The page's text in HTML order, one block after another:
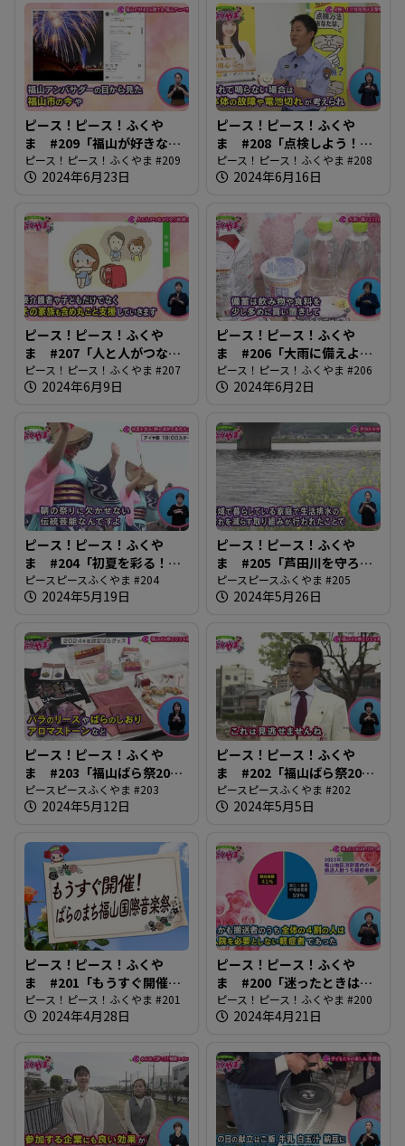
ピース！ピース！ふくや
ま #209「福山が好きなら
誰でも 福山アンバサダー」
ピース！ピース！ふくやま #209
2024年6月23日
ピース！ピース！ふくや
ま #208「点検しよう！住
宅用火災報知器」
ピース！ピース！ふくやま #208
2024年6月16日
ピース！ピース！ふくや
ま #207「人と人がつなが
り合う地域づくり」
ピース！ピース！ふくやま #207
2024年6月9日
ピース！ピース！ふくや
ま #206「大雨に備えよう
2024」
ピース！ピース！ふくやま #206
2024年6月2日
ピース！ピース！ふくや
ま #204「初夏を彩る！鞆
の浦弁天島花火大会」
ピースピースふくやま #204
2024年5月19日
ピース！ピース！ふくや
ま #205「芦田川を守ろ
う」
ピースピースふくやま #205
2024年5月26日
ピース！ピース！ふくや
ま #203「福山ばら祭2024
後編」
ピースピースふくやま #203
2024年5月12日
ピース！ピース！ふくや
ま #202「福山ばら祭2024
前編」
ピースピースふくやま #202
2024年5月5日
ピース！ピース！ふくや
ま #201「もうすぐ開催！
ばらのまち福山国際音楽
祭」
ピース！ピース！ふくやま #201
2024年4月28日
ピース！ピース！ふくや
ま #200「迷ったときは
#7119へ相談」
ピース！ピース！ふくやま #200
2024年4月21日